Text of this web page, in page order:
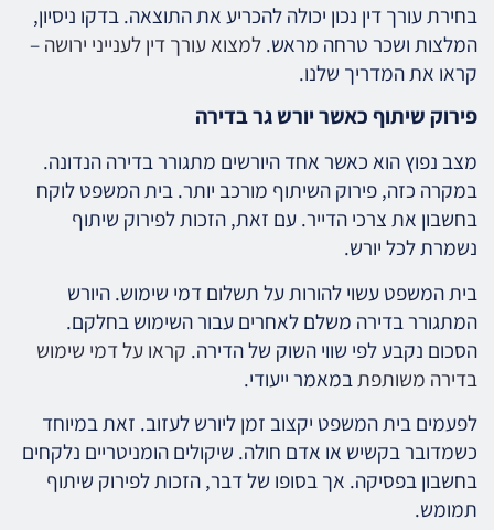
בחירת עורך דין נכון יכולה להכריע את התוצאה. בדקו ניסיון,
המלצות ושכר טרחה מראש.למצוא עורך דין לענייני ירושה–
קראו את המדריך שלנו.
פירוק שיתוף כאשר יורש גר בדירה
מצב נפוץ הוא כאשר אחד היורשים מתגורר בדירה הנדונה.
במקרה כזה, פירוק השיתוף מורכב יותר. בית המשפט לוקח
בחשבון את צרכי הדייר. עם זאת, הזכות לפירוק שיתוף
נשמרת לכל יורש.
בית המשפט עשוי להורות על תשלום דמי שימוש. היורש
המתגורר בדירה משלם לאחרים עבור השימוש בחלקם.
הסכום נקבע לפי שווי השוק של הדירה. קראו על דמי שימוש
בדירה משותפתבמאמר ייעודי.
לפעמים בית המשפט יקצוב זמן ליורש לעזוב. זאת במיוחד
כשמדובר בקשיש או אדם חולה. שיקולים הומניטריים נלקחים
בחשבון בפסיקה. אך בסופו של דבר, הזכות לפירוק שיתוף
תמומש.